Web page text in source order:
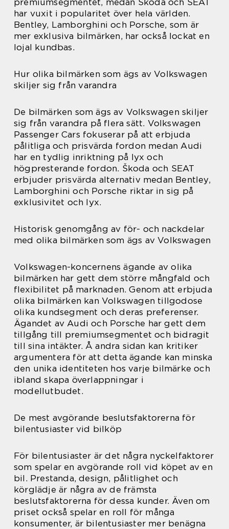
premiumsegmentet, medan Škoda och SEAT
har vuxit i popularitet över hela världen.
Bentley, Lamborghini och Porsche, som är
mer exklusiva bilmärken, har också lockat en
lojal kundbas.
Hur olika bilmärken som ägs av Volkswagen
skiljer sig från varandra
De bilmärken som ägs av Volkswagen skiljer
sig från varandra på flera sätt. Volkswagen
Passenger Cars fokuserar på att erbjuda
pålitliga och prisvärda fordon medan Audi
har en tydlig inriktning på lyx och
högpresterande fordon. Škoda och SEAT
erbjuder prisvärda alternativ medan Bentley,
Lamborghini och Porsche riktar in sig på
exklusivitet och lyx.
Historisk genomgång av för- och nackdelar
med olika bilmärken som ägs av Volkswagen
Volkswagen-koncernens ägande av olika
bilmärken har gett dem större mångfald och
flexibilitet på marknaden. Genom att erbjuda
olika bilmärken kan Volkswagen tillgodose
olika kundsegment och deras preferenser.
Ägandet av Audi och Porsche har gett dem
tillgång till premiumsegmentet och bidragit
till sina intäkter. Å andra sidan kan kritiker
argumentera för att detta ägande kan minska
den unika identiteten hos varje bilmärke och
ibland skapa överlappningar i
modellutbudet.
De mest avgörande beslutsfaktorerna för
bilentusiaster vid bilköp
För bilentusiaster är det några nyckelfaktorer
som spelar en avgörande roll vid köpet av en
bil. Prestanda, design, pålitlighet och
körglädje är några av de främsta
beslutsfaktorerna för dessa kunder. Även om
priset också spelar en roll för många
konsumenter, är bilentusiaster mer benägna